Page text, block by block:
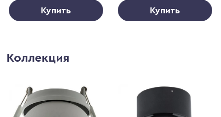
Купить Купить
Коллекция